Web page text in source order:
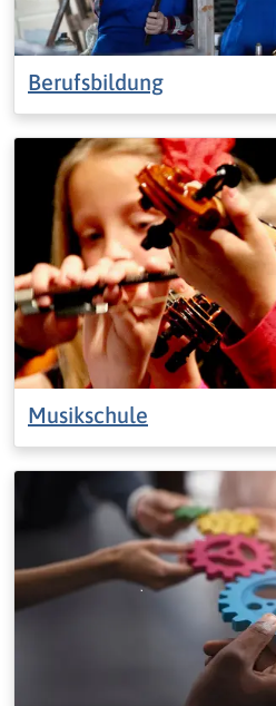
Berufsbildung
Musikschule